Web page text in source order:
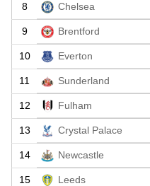
8 Chelsea
9 Brentford
10 Everton
11 Sunderland
12 Fulham
13 Crystal Palace
14 Newcastle
15 Leeds